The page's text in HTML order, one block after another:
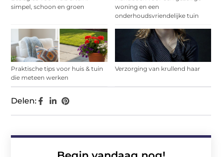
simpel, schoon en groen
woning en een
onderhoudsvriendelijke tuin
Praktische tips voor huis & tuin
die meteen werken
Verzorging van krullend haar
Delen: